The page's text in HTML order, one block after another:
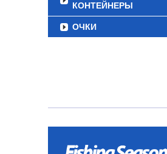
КОНТЕЙНЕРЫ
ОЧКИ